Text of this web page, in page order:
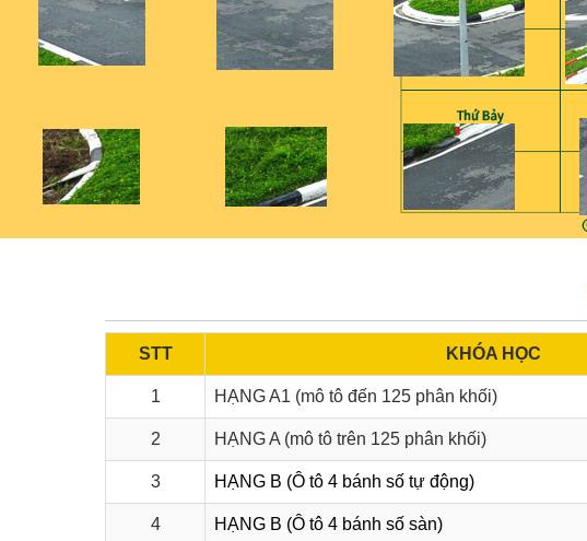
STT KHÓA HỌC
1 HẠNG A1 (mô tô đến 125 phân khối)
2 HẠNG A (mô tô trên 125 phân khối)
3 HẠNG B (Ô tô 4 bánh số tự động)
4 HẠNG B (Ô tô 4 bánh số sàn)